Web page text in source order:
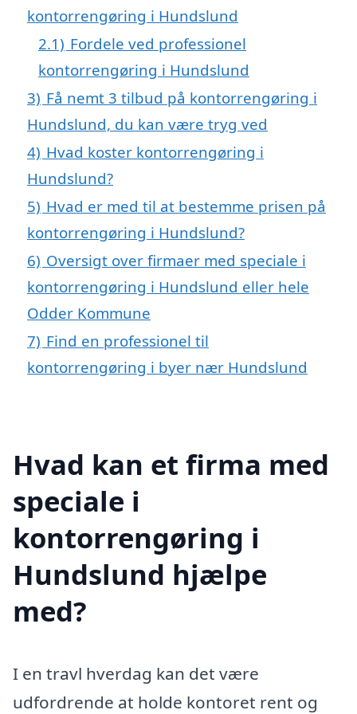
kontorrengøring i Hundslund
2.1) Fordele ved professionel
kontorrengøring i Hundslund
3) Få nemt 3 tilbud på kontorrengøring i
Hundslund, du kan være tryg ved
4) Hvad koster kontorrengøring i
Hundslund?
5) Hvad er med til at bestemme prisen på
kontorrengøring i Hundslund?
6) Oversigt over firmaer med speciale i
kontorrengøring i Hundslund eller hele
Odder Kommune
7) Find en professionel til
kontorrengøring i byer nær Hundslund
Hvad kan et firma med
speciale i
kontorrengøring i
Hundslund hjælpe
med?
I en travl hverdag kan det være
udfordrende at holde kontoret rent og